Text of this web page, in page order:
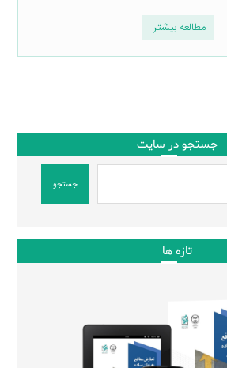
مطالعه بیشتر
جستجو در سایت
جستجو
تازه ها